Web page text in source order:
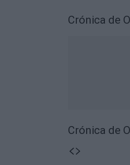
Crónica de
Crónica de